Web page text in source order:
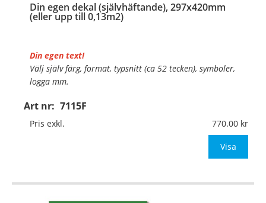
Din egen dekal (självhäftande), 297x420mm
(eller upp till 0,13m2)
Art nr: 7115F
Din egen text!
Välj själv färg, format, typsnitt (ca 52 tecken), symboler,
logga mm.
Material:Självhäftande folie
Mått:297x420mm (eller annat mått upp till 0,13m²)
Pris exkl. 770.00
Visa